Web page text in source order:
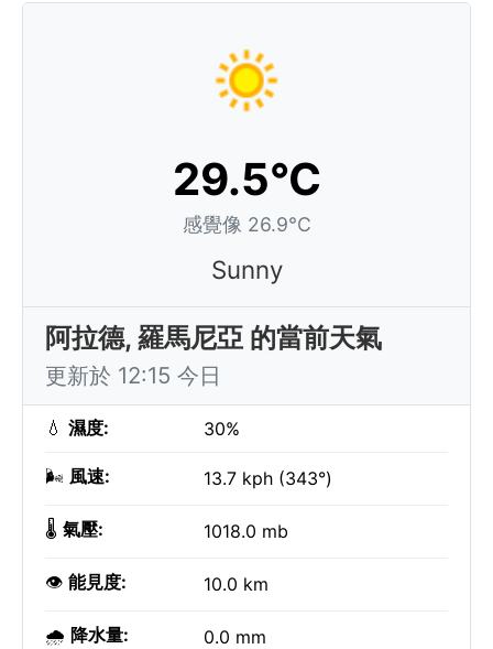
29.5°C
感覺像 26.9°C
Sunny
阿拉德, 羅馬尼亞 的當前天氣
更新於 12:15 今日
💧 濕度: 30%
🌬️ 風速: 13.7 kph (343°)
🌡️ 氣壓: 1018.0 mb
👁️ 能見度: 10.0 km
🌧️ 降水量: 0.0 mm